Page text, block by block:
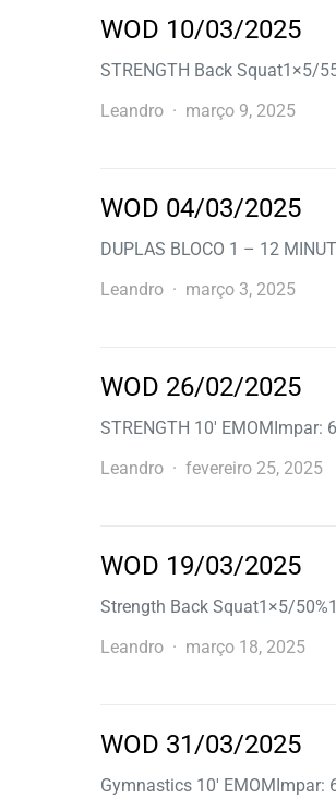
WOD 10/03/2025
STRENGTH Back Squat1×5/
Leandro
março 9, 2025
WOD 04/03/2025
DUPLAS BLOCO 1 – 12
Leandro
março 3, 2025
WOD 26/02/2025
STRENGTH 10′
Leandro
fevereiro 25, 2025
WOD 19/03/2025
Strength Back Squat1×5/
Leandro
março 18, 2025
WOD 31/03/2025
Gymnastics 10′ EMOMImpar: